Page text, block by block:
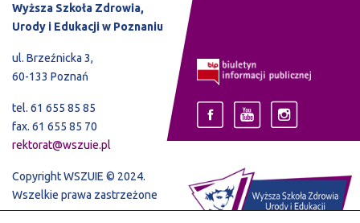
Wyższa Szkoła Zdrowia,
Urody i Edukacji w Poznaniu
ul. Brzeźnicka 3,
60-133 Poznań
tel. 61 655 85 85
fax. 61 655 85 70
rektorat@wszuie.pl
Copyright WSZUIE © 2024.
Wszelkie prawa zastrzeżone